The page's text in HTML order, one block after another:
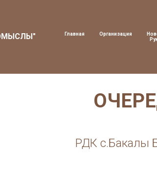
Главная Организация
РДК с.Бакалы